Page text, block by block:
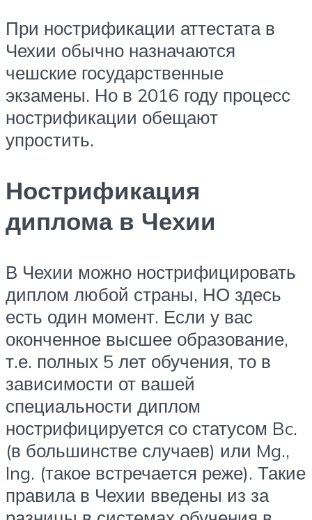
При нострификации аттестата в
Чехии обычно назначаются
чешские государственные
экзамены. Но в 2016 году процесс
нострификации обещают
упростить.
Нострификация
диплома в Чехии
В Чехии можно нострифицировать
диплом любой страны, НО здесь
есть один момент. Если у вас
оконченное высшее образование,
т.е. полных 5 лет обучения, то в
зависимости от вашей
специальности диплом
нострифицируется со статусом Bc.
(в большинстве случаев) или Mg.,
Ing. (такое встречается реже). Такие
правила в Чехии введены из за